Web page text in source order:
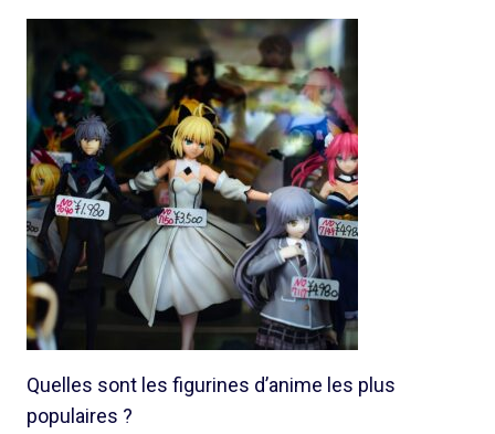
Quelles sont les figurines d’anime les plus
populaires ?